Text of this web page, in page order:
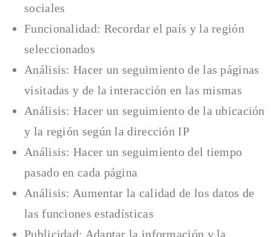
sociales
Funcionalidad: Recordar el país y la región
seleccionados
Análisis: Hacer un seguimiento de las páginas
visitadas y de la interacción en las mismas
Análisis: Hacer un seguimiento de la ubicación
y la región según la dirección IP
Análisis: Hacer un seguimiento del tiempo
pasado en cada página
Análisis: Aumentar la calidad de los datos de
las funciones estadísticas
Publicidad: Adaptar la información y la